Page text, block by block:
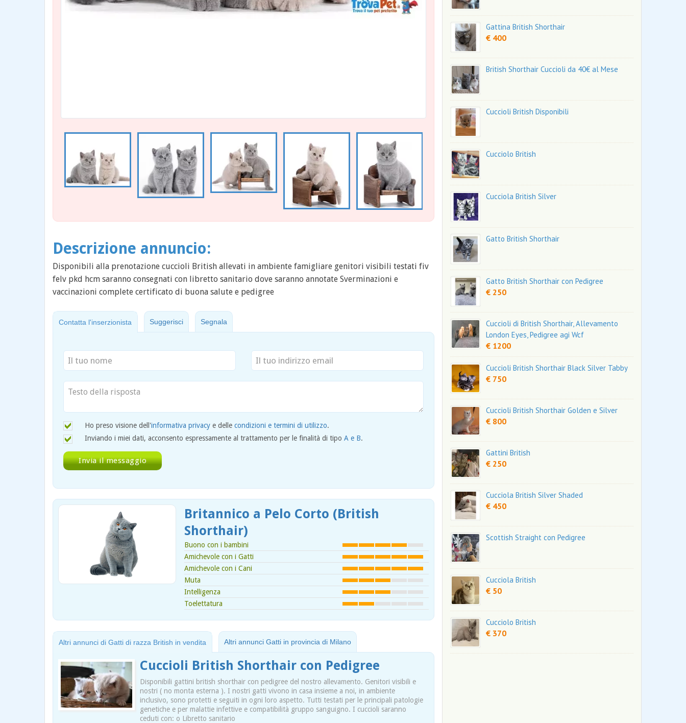
Descrizione annuncio:
Disponibili alla prenotazione cuccioli British allevati in ambiente famigliare genitori visibili testati fiv
felv pkd hcm saranno consegnati con libretto sanitario dove saranno annotate Sverminazioni e
vaccinazioni complete certificato di buona salute e pedigree
Contatta l'inserzionista Suggerisci Segnala
Ho preso visione dell'informativa privacy e delle condizioni e termini di utilizzo.
Inviando i miei dati, acconsento espressamente al trattamento per le finalità di tipo A e B.
Britannico a Pelo Corto (British
Shorthair)
Buono con i bambini
Amichevole con i Gatti
Amichevole con i Cani
Muta
Intelligenza
Toelettatura
Altri annunci di Gatti di razza British in vendita Altri annunci Gatti in provincia di Milano
Cuccioli British Shorthair con Pedigree
Disponibili gattini british shorthair con pedigree del nostro allevamento. Genitori visibili e
nostri ( no monta esterna ). I nostri gatti vivono in casa insieme a noi, in ambiente
inclusivo, sono protetti e seguiti in ogni loro aspetto. Tutti testati per le principali patologie
genetiche e per malattie infettive e compatibilità gruppo sanguigno. I cuccioli saranno
ceduti con: o Libretto sanitario
Gattina British Shorthair
€ 400
British Shorthair Cuccioli da 40€ al Mese
Cuccioli British Disponibili
Cucciolo British
Cucciola British Silver
Gatto British Shorthair
Gatto British Shorthair con Pedigree
€ 250
Cuccioli di British Shorthair, Allevamento
London Eyes, Pedigree agi Wcf
€ 1200
Cuccioli British Shorthair Black Silver Tabby
€ 750
Cuccioli British Shorthair Golden e Silver
€ 800
Gattini British
€ 250
Cucciola British Silver Shaded
€ 450
Scottish Straight con Pedigree
Cucciola British
€ 50
Cucciolo British
€ 370